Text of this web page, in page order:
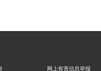
网上有害信息举报